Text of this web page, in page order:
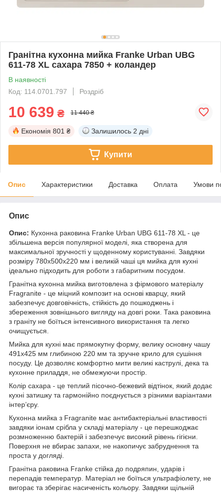
Гранітна кухонна мийка Franke Urban UBG
611-78 XL сахара 7850 + коландер
В наявності
Код: 114.0701.797
Роздріб
10 639 ₴ 11 440 ₴
Економія 801 ₴ Залишилось 2 дні
Купити
Опис Характеристики Доставка Оплата Умови
Опис
Опис: Кухонна раковина Franke Urban UBG 611-78 XL - це
збільшена версія популярної моделі, яка створена для
максимальної зручності у щоденному користуванні. Завдяки
розміру 780х500х220 мм і великій чаші ця мийка для кухні
ідеально підходить для роботи з габаритним посудом.
Гранітна кухонна мийка виготовлена з фірмового матеріалу
Fragranite - це міцний композит на основі кварцу, який
забезпечує довговічність, стійкість до пошкоджень і
збереження зовнішнього вигляду на довгі роки. Така раковина
з граніту не боїться інтенсивного використання та легко
очищується.
Мийка для кухні має прямокутну форму, велику основну чашу
491х425 мм глибиною 220 мм та зручне крило для сушіння
посуду. Це дозволяє комфортно мити великі каструлі, дека та
кухонне приладдя, не обмежуючи простір.
Колір сахара - це теплий пісочно-бежевий відтінок, який додає
кухні затишку та гармонійно поєднується з різними варіантами
інтер’єру.
Кухонна мийка з Fragranite має антибактеріальні властивості
завдяки іонам срібла у складі матеріалу - це перешкоджає
розмноженню бактерій і забезпечує високий рівень гігієни.
Поверхня не вбирає запахи, не накопичує забруднення та
проста у догляді.
Гранітна раковина Franke стійка до подряпин, ударів і
перепадів температур. Матеріал не боїться ультрафіолету, не
вигорає та зберігає насиченість кольору. Завдяки щільній